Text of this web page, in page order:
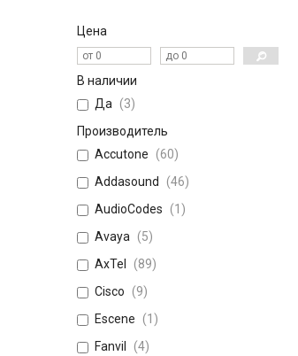
Цена
В наличии
Да
3
Производитель
Accutone
60
Addasound
46
AudioCodes
1
Avaya
5
AxTel
89
Cisco
9
Escene
1
Fanvil
4